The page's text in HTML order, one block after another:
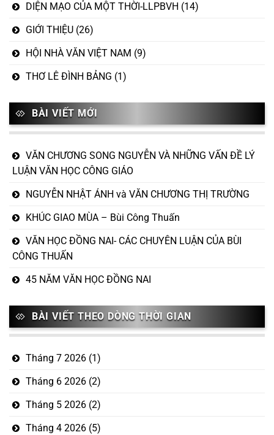
DIỆN MẠO CỦA MỘT THỜI-LLPBVH (14)
GIỚI THIỆU (26)
HỘI NHÀ VĂN VIỆT NAM (9)
THƠ LÊ ĐÌNH BẢNG (1)
BÀI VIẾT MỚI
VĂN CHƯƠNG SONG NGUYỄN VÀ NHỮNG VẤN ĐỀ LÝ
LUẬN VĂN HỌC CÔNG GIÁO
NGUYỄN NHẬT ÁNH và VĂN CHƯƠNG THỊ TRƯỜNG
KHÚC GIAO MÙA – Bùi Công Thuấn
VĂN HỌC ĐỒNG NAI- CÁC CHUYÊN LUẬN CỦA BÙI
CÔNG THUẤN
45 NĂM VĂN HỌC ĐỒNG NAI
BÀI VIẾT THEO DÒNG THỜI GIAN
Tháng 7 2026 (1)
Tháng 6 2026 (2)
Tháng 5 2026 (2)
Tháng 4 2026 (5)